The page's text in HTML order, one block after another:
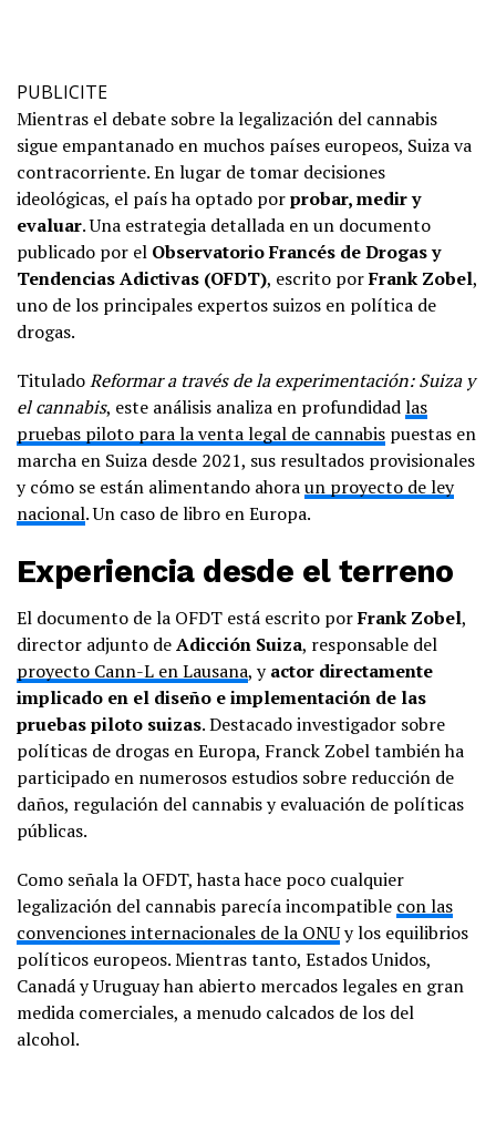
PUBLICITE
Mientras el debate sobre la legalización del cannabis
sigue empantanado en muchos países europeos, Suiza va
contracorriente. En lugar de tomar decisiones
ideológicas, el país ha optado porprobar, medir y
evaluar. Una estrategia detallada en un documento
publicado por el Observatorio Francés de Drogas y
Tendencias Adictivas (OFDT), escrito porFrank Zobel,
uno de los principales expertos suizos en política de
drogas.
TituladoReformar a través de la experimentación: Suiza y
el cannabis, este análisis analiza en profundidadlas
pruebas piloto para la venta legal de cannabis puestas en
marcha en Suiza desde 2021, sus resultados provisionales
y cómo se están alimentando ahoraun proyecto de ley
nacional. Un caso de libro en Europa.
Experiencia desde el terreno
El documento de la OFDT está escrito porFrank Zobel,
director adjunto deAdicción Suiza, responsable del
proyecto Cann-L en Lausana, yactor directamente
implicado en el diseño e implementación de las
pruebas piloto suizas. Destacado investigador sobre
políticas de drogas en Europa, Franck Zobel también ha
participado en numerosos estudios sobre reducción de
daños, regulación del cannabis y evaluación de políticas
públicas.
Como señala la OFDT, hasta hace poco cualquier
legalización del cannabis parecía incompatible con las
convenciones internacionales de la ONUy los equilibrios
políticos europeos. Mientras tanto, Estados Unidos,
Canadá y Uruguay han abierto mercados legales en gran
medida comerciales, a menudo calcados de los del
alcohol.